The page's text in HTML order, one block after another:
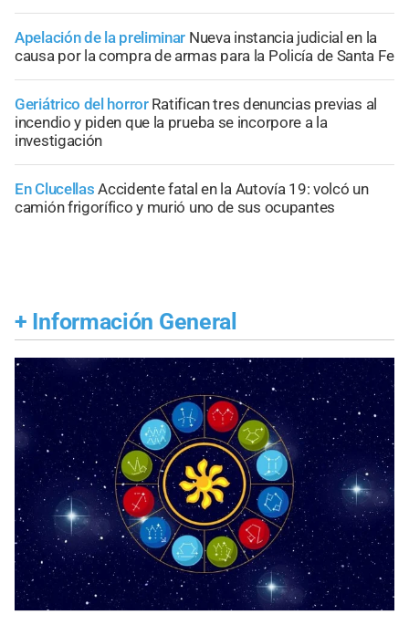
Apelación de la preliminar Nueva instancia judicial en la
causa por la compra de armas para la Policía de Santa Fe
Geriátrico del horror Ratifican tres denuncias previas al
incendio y piden que la prueba se incorpore a la
investigación
En Clucellas Accidente fatal en la Autovía 19: volcó un
camión frigorífico y murió uno de sus ocupantes
+ Información General